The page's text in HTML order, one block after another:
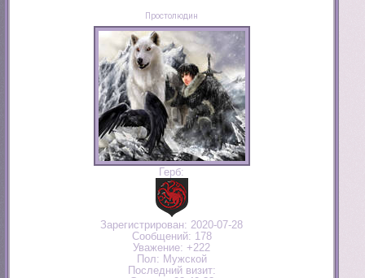
Простолюдин
Герб:
Зарегистрирован: 2020-07-28
Сообщений: 178
Уважение: +222
Пол: Мужской
Последний визит: